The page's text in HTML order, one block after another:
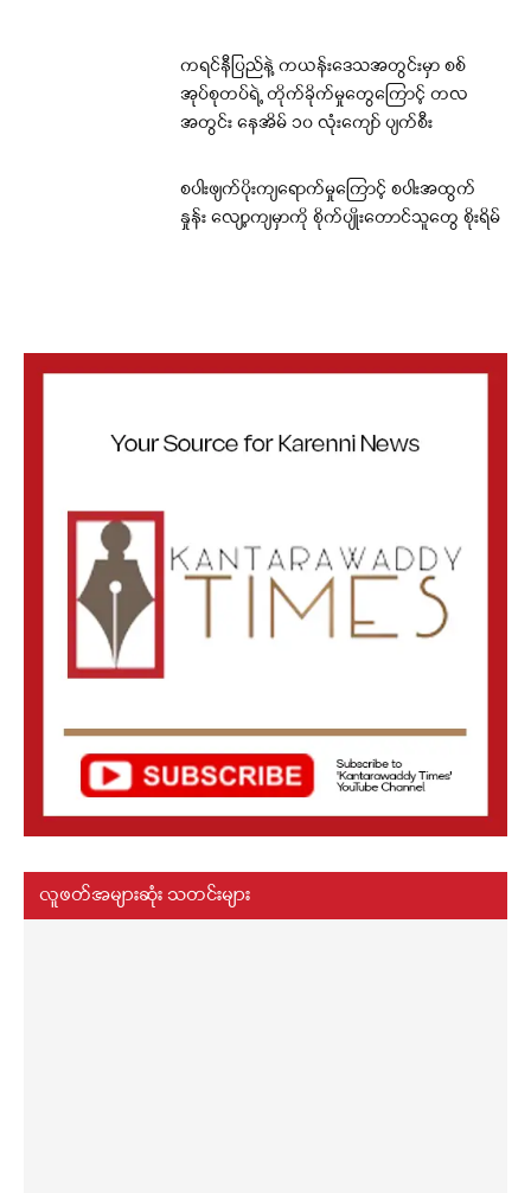
ကရင်နီပြည်နဲ့ ကယန်းဒေသအတွင်းမှာ စစ်
အုပ်စုတပ်ရဲ့ တိုက်ခိုက်မှုတွေကြောင့် တလ
အတွင်း နေအိမ် ၁၀ လုံးကျော် ပျက်စီး
စပါးဖျက်ပိုးကျရောက်မှုကြောင့် စပါးအထွက်
နှုန်း လျော့ကျမှာကို စိုက်ပျိုးတောင်သူတွေ စိုးရိမ်
လူဖတ်အများဆုံး သတင်းများ